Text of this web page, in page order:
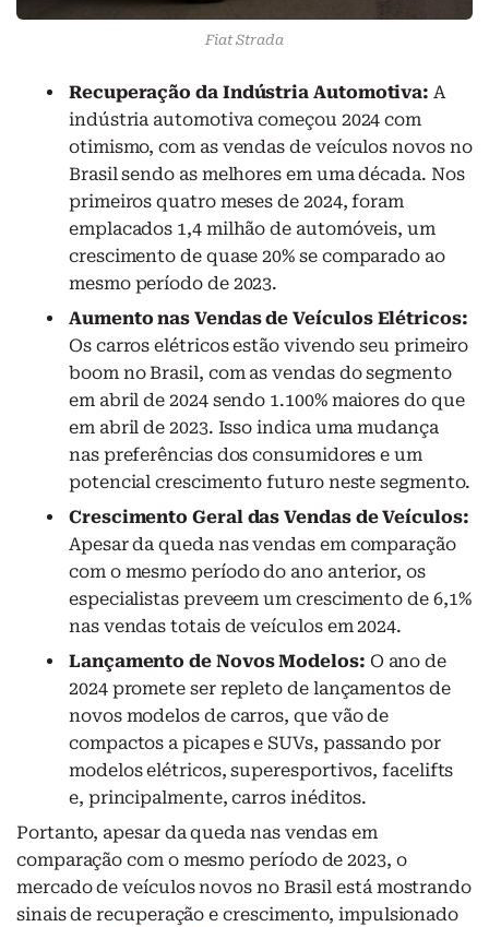
Fiat Strada
Recuperação da Indústria Automotiva:A
indústria automotiva começou 2024 com
otimismo, com as vendas de veículos novos no
Brasil sendo as melhores em uma década. Nos
primeiros quatro meses de 2024, foram
emplacados 1,4 milhão de automóveis, um
crescimento de quase 20% se comparado ao
mesmo período de 2023.
Aumento nas Vendas de Veículos Elétricos:
Os carros elétricos estão vivendo seu primeiro
boom no Brasil, com as vendas do segmento
em abril de 2024 sendo 1.100% maiores do que
em abril de 2023. Isso indica uma mudança
nas preferências dos consumidores e um
potencial crescimento futuro neste segmento.
Crescimento Geral das Vendas de Veículos:
Apesar da queda nas vendas em comparação
com o mesmo período do ano anterior, os
especialistas preveem um crescimento de 6,1%
nas vendas totais de veículos em 2024.
Lançamento de Novos Modelos: O ano de
2024 promete ser repleto de lançamentos de
novos modelos de carros, que vão de
compactos a picapes e SUVs, passando por
modelos elétricos, superesportivos, facelifts
e, principalmente, carros inéditos.
Portanto, apesar da queda nas vendas em
comparação com o mesmo período de 2023, o
mercado de veículos novos no Brasil está mostrando
sinais de recuperação e crescimento, impulsionado